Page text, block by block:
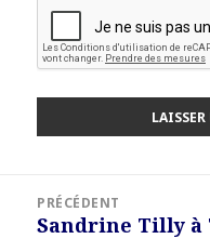
l’article
PRÉCÉDENT
Article
Sandrine Tilly à